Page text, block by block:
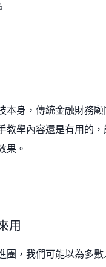
本身，傳統金融財務顧
教學內容還是有用的，
果。
用
圈，我們可能以為多數